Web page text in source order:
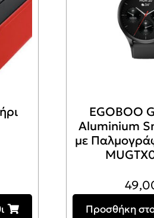
EGOBOO
Aluminium
με
Προσθήκη